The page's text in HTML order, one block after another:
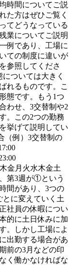
時間についてご説
た方はぜひご覧く
てどうなっている
業についてご説明
例であり、工場に
ての制度に違いが
参照してくださ
ついては大きく
れるものです。こ
態です。もう1つ
わせ、3交替制や2
。この2つの勤務
挙げて説明してい
（例）3交替制の
金月火水木金土
第3週が①という
間があり、3つの
に変えていく土
社員の休暇につい
的に土日休みに加
。しかし工場によ
出勤する場合があ
前の3月などの印
く働かなければな